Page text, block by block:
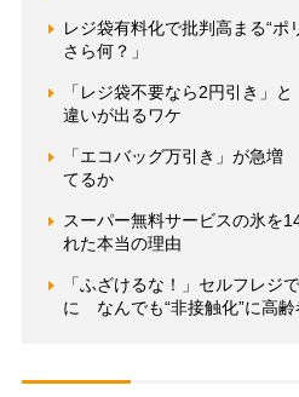
レジ袋有料化で批判高まる“ポ
さら何？」
「レジ袋不要なら2円引き」
違いが出るワケ
「エコバッグ万引き」が急
てるか
スーパー無料サービスの氷を
れた本当の理由
「ふざけるな！」セルフレジ
に なんでも“非接触化”に高齢